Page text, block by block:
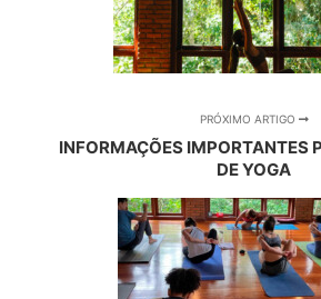
PRÓXIMO ARTIGO
INFORMAÇÕES IMPORTANTES
DE YOGA